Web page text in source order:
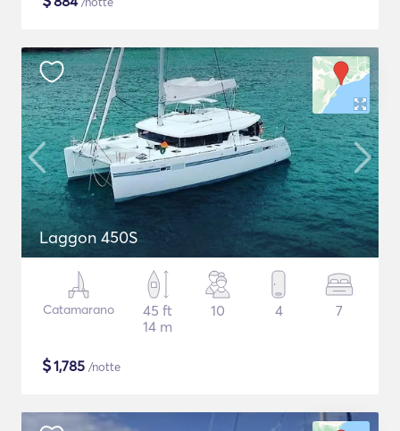
Laggon 450S
Catamarano
45 ft
14 m
10 4 7
$1,785 /notte